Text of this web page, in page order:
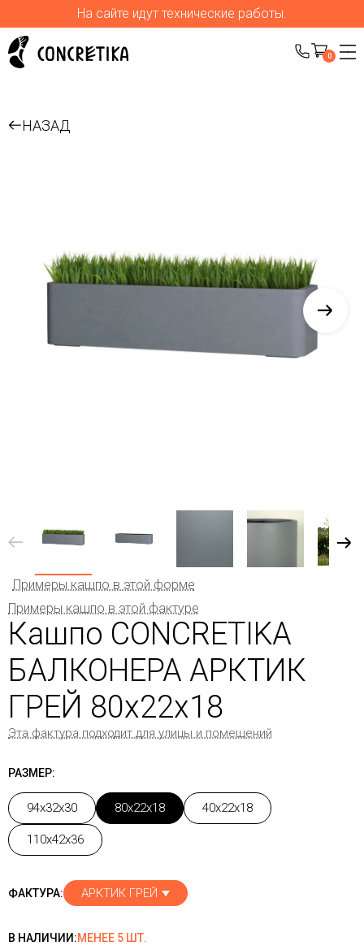
На сайте идут технические работы.
0
НАЗАД
Примеры кашпо в этой форме
Примеры кашпо в этой фактуре
Кашпо CONCRETIKA
БАЛКОНЕРА АРКТИК
ГРЕЙ 80x22x18
Эта фактура подходит для улицы и помещений
РАЗМЕР:
94x32x30 80x22x18 40x22x18
110x42x36
ФАКТУРА: АРКТИК ГРЕЙ
В НАЛИЧИИ:МЕНЕЕ 5 ШТ.